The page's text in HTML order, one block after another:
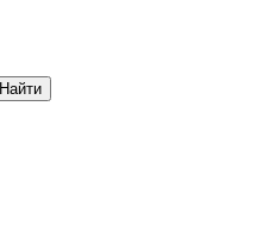
Найти